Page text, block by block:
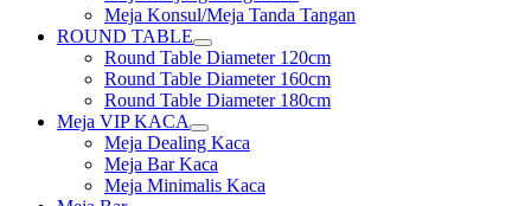
Meja Konsul/Meja Tanda Tangan
ROUND TABLE
Show
sub
menu
Round Table Diameter 120cm
Round Table Diameter 160cm
Round Table Diameter 180cm
Meja VIP KACA
Show
sub
menu
Meja Dealing Kaca
Meja Bar Kaca
Meja Minimalis Kaca